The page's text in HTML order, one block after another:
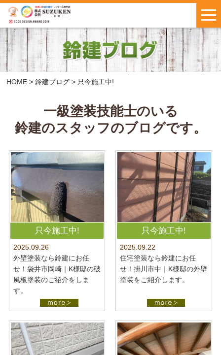
鈴建ブログ
新着情報
W保証について
会社概要
はじめての方へ
施工事例
お客様の声
お問い合わせ ・お見積もり
LINEで気軽に
お問い合わせ
インスタで
最新施工事例
公開中
プライバシーポリシー
HOME > 鈴建ブログ > 只今施工中!
一級塗装技能士のいる
鈴建のスタッフのブログです。
只今施工中!
2025.09.26
外壁塗装なら鈴建にお任
せ！袋井市岡崎｜K様邸の破
風板塗装のご紹介をしま
す。
只今施工中!
2025.09.22
住宅塗装なら鈴建にお任
せ！掛川市中｜K様邸の外壁
塗装をご紹介します。